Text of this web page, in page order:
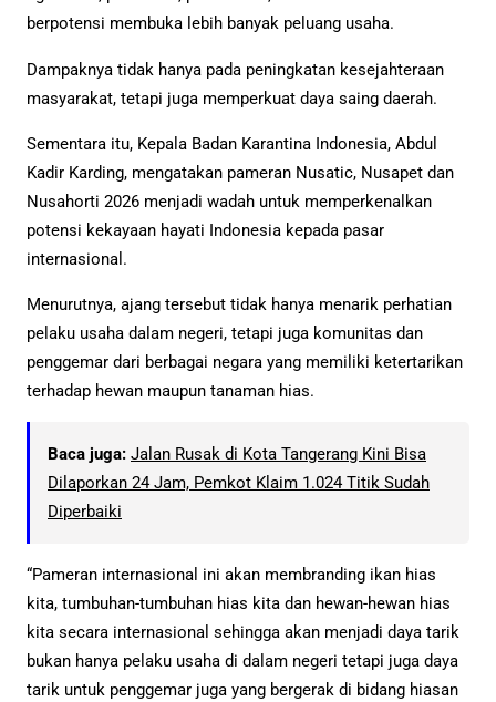
berpotensi membuka lebih banyak peluang usaha.
Dampaknya tidak hanya pada peningkatan kesejahteraan
masyarakat, tetapi juga memperkuat daya saing daerah.
Sementara itu, Kepala Badan Karantina Indonesia, Abdul
Kadir Karding, mengatakan pameran Nusatic, Nusapet dan
Nusahorti 2026 menjadi wadah untuk memperkenalkan
potensi kekayaan hayati Indonesia kepada pasar
internasional.
Menurutnya, ajang tersebut tidak hanya menarik perhatian
pelaku usaha dalam negeri, tetapi juga komunitas dan
penggemar dari berbagai negara yang memiliki ketertarikan
terhadap hewan maupun tanaman hias.
Baca juga: Jalan Rusak di Kota Tangerang Kini Bisa
Dilaporkan 24 Jam, Pemkot Klaim 1.024 Titik Sudah
Diperbaiki
“Pameran internasional ini akan membranding ikan hias
kita, tumbuhan-tumbuhan hias kita dan hewan-hewan hias
kita secara internasional sehingga akan menjadi daya tarik
bukan hanya pelaku usaha di dalam negeri tetapi juga daya
tarik untuk penggemar juga yang bergerak di bidang hiasan